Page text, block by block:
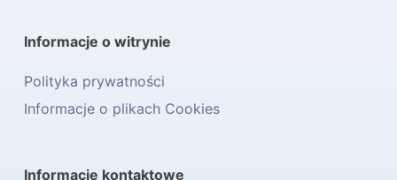
Informacje o witrynie
Polityka prywatności
Informacje o plikach Cookies
Informacje kontaktowe